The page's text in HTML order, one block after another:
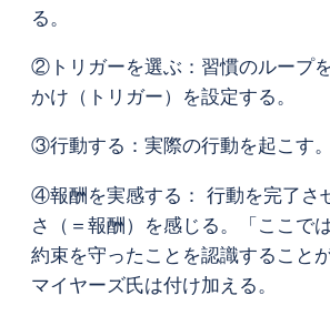
る。
②トリガーを選ぶ：習慣のループ
かけ（トリガー）を設定する。
③行動する：実際の行動を起こす。
④報酬を実感する： 行動を完了さ
さ（＝報酬）を感じる。「ここで
約束を守ったことを認識すること
マイヤーズ氏は付け加える。